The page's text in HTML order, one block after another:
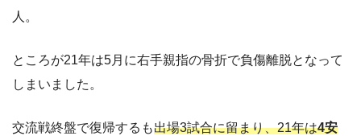
人。
ところが21年は5月に右手親指の骨折で負傷離脱となって
しまいました。
交流戦終盤で復帰するも出場3試合に留まり、21年は4安